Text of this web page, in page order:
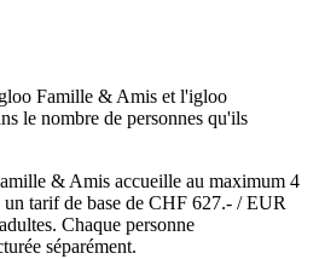
Famille & Amis et l'igloo
le nombre de personnes qu'ils
& Amis accueille au maximum 4
un tarif de base de CHF 627.- / EUR
Chaque personne
séparément.